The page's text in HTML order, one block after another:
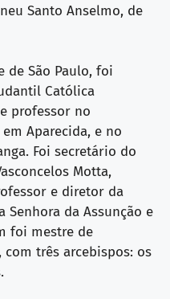
Santo Anselmo, de
de São Paulo, foi
Católica
professor no
Aparecida, e no
Foi secretário do
Motta,
e diretor da
Senhora da Assunção e
foi mestre de
três arcebispos: os